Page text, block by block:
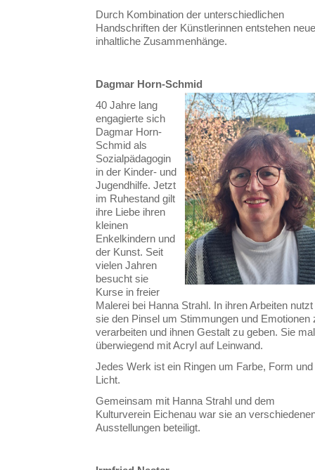
Durch Kombination der unterschiedlichen
Handschriften der Künstlerinnen entstehen neue
inhaltliche Zusammenhänge.
Dagmar Horn-Schmid
40 Jahre lang
engagierte sich
Dagmar Horn-
Schmid als
Sozialpädagogin
in der Kinder- und
Jugendhilfe. Jetzt
im Ruhestand gilt
ihre Liebe ihren
kleinen
Enkelkindern und
der Kunst. Seit
vielen Jahren
besucht sie
Kurse in freier
Malerei bei Hanna Strahl. In ihren Arbeiten nutzt
sie den Pinsel um Stimmungen und Emotionen
verarbeiten und ihnen Gestalt zu geben. Sie
überwiegend mit Acryl auf Leinwand.
Jedes Werk ist ein Ringen um Farbe, Form und
Licht.
Gemeinsam mit Hanna Strahl und dem
Kulturverein Eichenau war sie an
Ausstellungen beteiligt.